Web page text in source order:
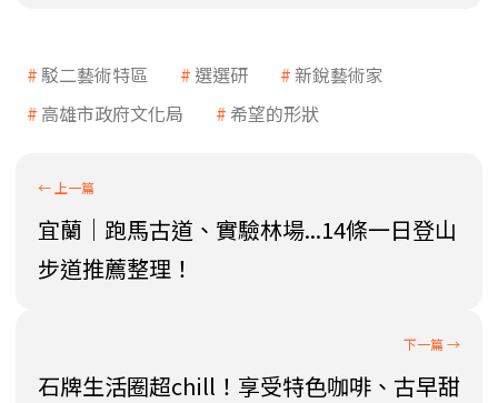
駁二藝術特區 選選研
新銳藝術家
高雄市政府文化局
希望的形狀
宜蘭｜跑馬古道、實驗林場...14條一日登山
步道推薦整理！
石牌生活圈超chill！享受特色咖啡、古早甜